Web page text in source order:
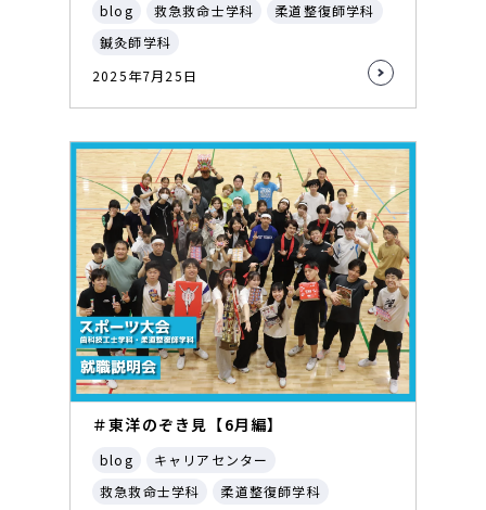
blog 救急救命士学科
柔道整復師学科
鍼灸師学科
2025年7月25日
＃東洋のぞき見【6月編】
blog
キャリアセンター
救急救命士学科
柔道整復師学科